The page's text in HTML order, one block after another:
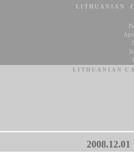
LITHUANIAN
LITHUANIAN
2008.12.01